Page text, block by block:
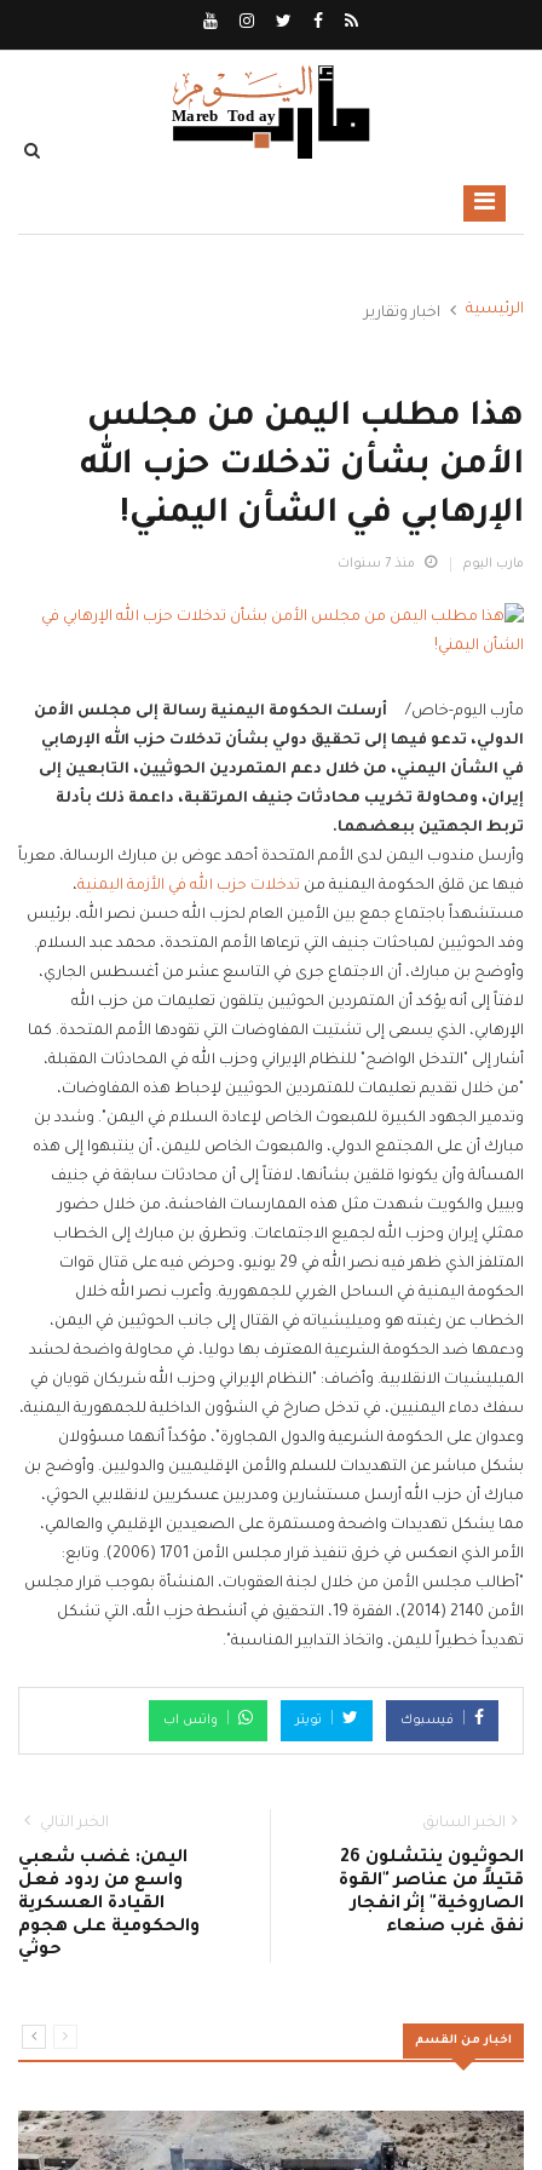
الرئيسية اخبار وتقارير
هذا مطلب اليمن من مجلس
الأمن بشأن تدخلات حزب الله
الإرهابي في الشأن اليمني!
مارب اليوم منذ 7 سنوات
مأرب اليوم-خاص/ أرسلت الحكومة اليمنية رسالة إلى مجلس الأمن
الدولي، تدعو فيها إلى تحقيق دولي بشأن تدخلات حزب الله الإرهابي
في الشأن اليمني، من خلال دعم المتمردين الحوثيين، التابعين إلى
إيران، ومحاولة تخريب محادثات جنيف المرتقبة، داعمة ذلك بأدلة
تربط الجهتين ببعضهما.
وأرسل مندوب اليمن لدى الأمم المتحدة أحمد عوض بن مبارك الرسالة، معرباً
فيها عن قلق الحكومة اليمنية من تدخلات حزب الله في الأزمة اليمنية،
مستشهداً باجتماع جمع بين الأمين العام لحزب الله حسن نصر الله، برئيس
وفد الحوثيين لمباحثات جنيف التي ترعاها الأمم المتحدة، محمد عبد السلام.
وأوضح بن مبارك، أن الاجتماع جرى في التاسع عشر من أغسطس الجاري،
لافتاً إلى أنه يؤكد أن المتمردين الحوثيين يتلقون تعليمات من حزب الله
الإرهابي، الذي يسعى إلى تشتيت المفاوضات التي تقودها الأمم المتحدة. كما
أشار إلى "التدخل الواضح" للنظام الإيراني وحزب الله في المحادثات المقبلة،
"من خلال تقديم تعليمات للمتمردين الحوثيين لإحباط هذه المفاوضات،
وتدمير الجهود الكبيرة للمبعوث الخاص لإعادة السلام في اليمن". وشدد بن
مبارك أن على المجتمع الدولي، والمبعوث الخاص لليمن، أن ينتبهوا إلى هذه
المسألة وأن يكونوا قلقين بشأنها، لافتاً إلى أن محادثات سابقة في جنيف
وبييل والكويت شهدت مثل هذه الممارسات الفاحشة، من خلال حضور
ممثلي إيران وحزب الله لجميع الاجتماعات. وتطرق بن مبارك إلى الخطاب
المتلفز الذي ظهر فيه نصر الله في 29 يونيو، وحرض فيه على قتال قوات
الحكومة اليمنية في الساحل الغربي للجمهورية. وأعرب نصر الله خلال
الخطاب عن رغبته هو وميليشياته في القتال إلى جانب الحوثيين في اليمن،
ودعمها ضد الحكومة الشرعية المعترف بها دوليا، في محاولة واضحة لحشد
الميليشيات الانقلابية. وأضاف: "النظام الإيراني وحزب الله شريكان قويان في
سفك دماء اليمنيين، في تدخل صارخ في الشؤون الداخلية للجمهورية اليمنية،
وعدوان على الحكومة الشرعية والدول المجاورة"، مؤكداً أنهما مسؤولان
بشكل مباشر عن التهديدات للسلم والأمن الإقليميين والدوليين. وأوضح بن
مبارك أن حزب الله أرسل مستشارين ومدربين عسكريين لانقلابيي الحوثي،
مما يشكل تهديدات واضحة ومستمرة على الصعيدين الإقليمي والعالمي،
الأمر الذي انعكس في خرق تنفيذ ﻗﺮار مجلس اﻷﻣﻦ 1701 (2006). وتابع:
"أطالب مجلس الأمن من خلال لجنة العقوبات، المنشأة بموجب قرار مجلس
الأمن 2140 (2014)، الفقرة 19، التحقيق في أنشطة حزب الله، التي تشكل
تهديداً خطيراً لليمن، واتخاذ التدابير المناسبة".
فيسبوك تويتر واتس اب
الخبر السابق
الحوثيون ينتشلون 26
قتيلاً من عناصر "القوة
الصاروخية" إثر انفجار
نفق غرب صنعاء
الخبر التالي
اليمن: غضب شعبي
واسع من ردود فعل
القيادة العسكرية
والحكومية على هجوم
حوثي
اخبار من القسم